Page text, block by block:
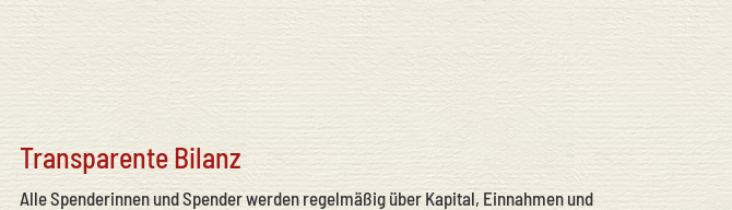
Transparente Bilanz
Alle Spenderinnen und Spender werden regelmäßig über Kapital, Einnahmen und